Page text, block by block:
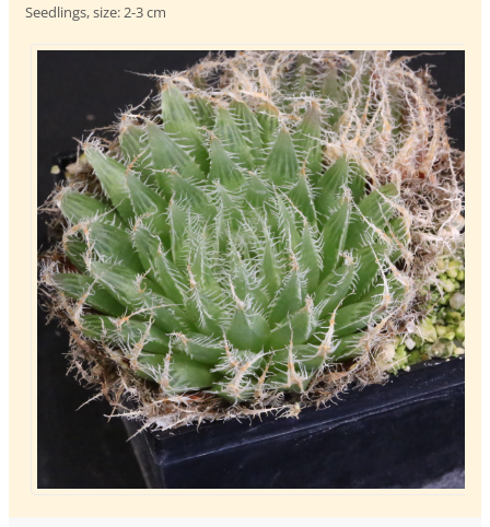
Seedlings, size: 2-3 cm